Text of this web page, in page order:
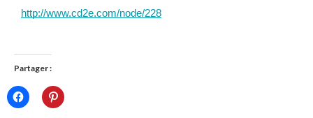
http://www.cd2e.com/node/228
Partager :